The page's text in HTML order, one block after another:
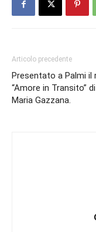
Articolo precedente
Presentato a Palmi il
“Amore in Transito”
Maria Gazzana.